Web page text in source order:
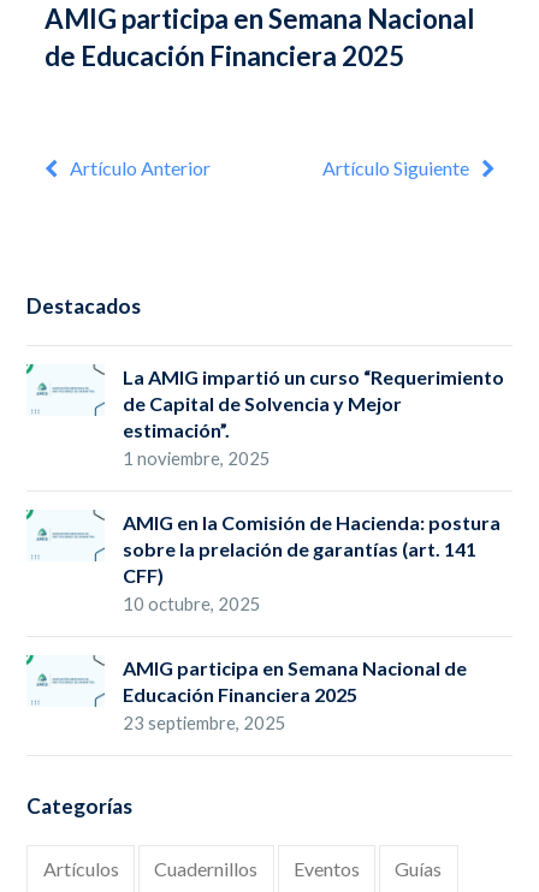
AMIG participa en Semana Nacional
de Educación Financiera 2025
Artículo Anterior Artículo Siguiente
Destacados
La AMIG impartió un curso “Requerimiento
de Capital de Solvencia y Mejor
estimación”.
1 noviembre, 2025
AMIG en la Comisión de Hacienda: postura
sobre la prelación de garantías (art. 141
CFF)
10 octubre, 2025
AMIG participa en Semana Nacional de
Educación Financiera 2025
23 septiembre, 2025
Categorías
Artículos Cuadernillos Eventos Guías